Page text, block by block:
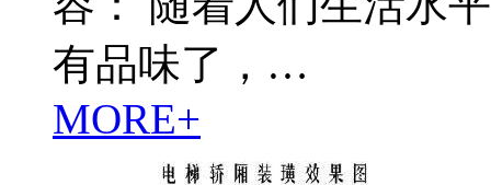
有品味了，…
MORE+